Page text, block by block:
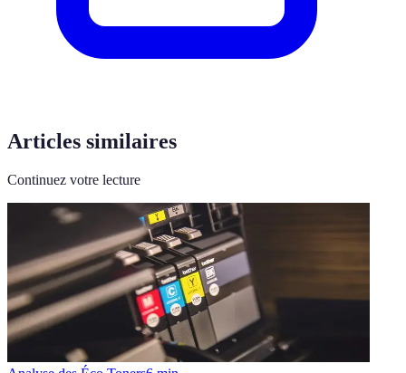
Articles similaires
Continuez votre lecture